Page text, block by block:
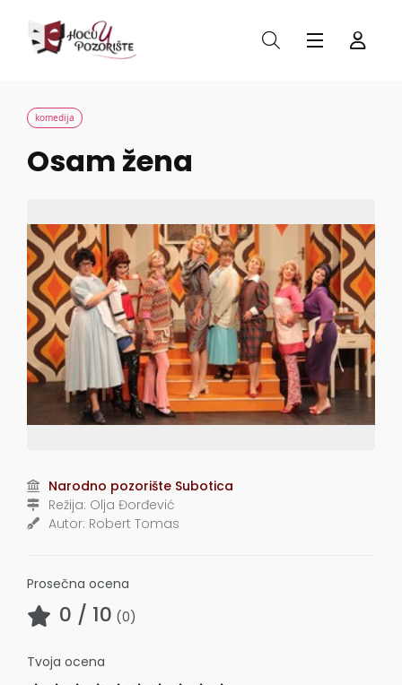
komedija
Osam žena
Narodno pozorište Subotica
Režija: Olja Đorđević
Autor: Robert Tomas
Prosečna ocena
0 / 10 (0)
Tvoja ocena